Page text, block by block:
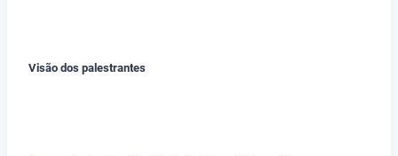
Visão dos palestrantes